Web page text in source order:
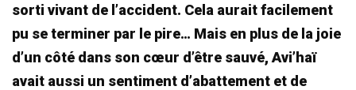
sorti vivant de l’accident. Cela aurait facilement
pu se terminer par le pire… Mais en plus de la joie
d’un côté dans son cœur d’être sauvé, Avi’haï
avait aussi un sentiment d’abattement et de